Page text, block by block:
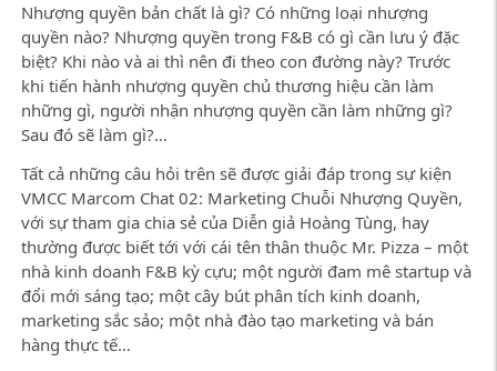
Nhượng quyền bản chất là gì? Có những loại nhượng
quyền nào? Nhượng quyền trong F&B có gì cần lưu ý đặc
biệt? Khi nào và ai thì nên đi theo con đường này? Trước
khi tiến hành nhượng quyền chủ thương hiệu cần làm
những gì, người nhận nhượng quyền cần làm những gì?
Sau đó sẽ làm gì?…
Tất cả những câu hỏi trên sẽ được giải đáp trong sự kiện
VMCC Marcom Chat 02: Marketing Chuỗi Nhượng Quyền,
với sự tham gia chia sẻ của Diễn giả Hoàng Tùng, hay
thường được biết tới với cái tên thân thuộc Mr. Pizza – một
nhà kinh doanh F&B kỳ cựu; một người đam mê startup và
đổi mới sáng tạo; một cây bút phân tích kinh doanh,
marketing sắc sảo; một nhà đào tạo marketing và bán
hàng thực tế…